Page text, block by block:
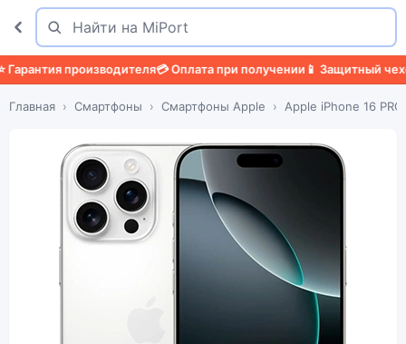
Поиск
Найти
производителя💳 Оплата при получении📱 Защитный чехол🛡️
Главная Смартфоны Смартфоны Apple Apple iPhone 16